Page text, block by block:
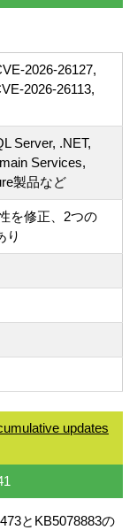
2026-26127,
2026-26113,
Server, .NET,
Services,
製品など
を修正、2つの
り
updates
とKB5078883の